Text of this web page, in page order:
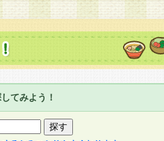
てみよう！